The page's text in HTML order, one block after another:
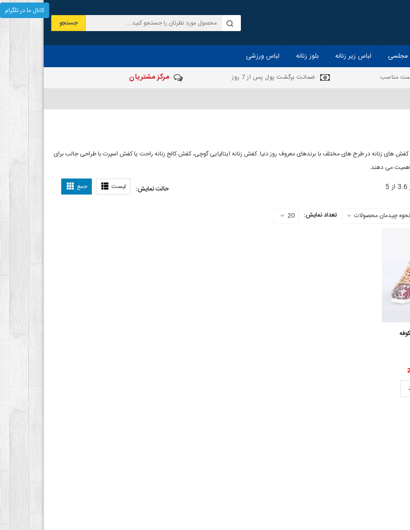
جستجو
مجلسی لباس زیر زنانه بلوز زنانه لباس ورزشی
مناسب ضمانت برگشت پول پس از 7 روز مرکز مشتریان
های زنانه در طرح های مختلف با برندهای معروف روز دنیا. کفش زنانه ایتالیایی گوچی، کفش کالج زنانه راحت یا کفش اسپرت با طراحی جالب برای
اهمیت می دهند.
حالت نمایش: لیست جمع
نحوه چیدمان محصولات تعداد نمایش: 20
کانال ما در تلگرام